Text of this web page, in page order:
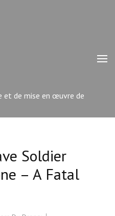
et de mise en œuvre de
Soldier
– A Fatal